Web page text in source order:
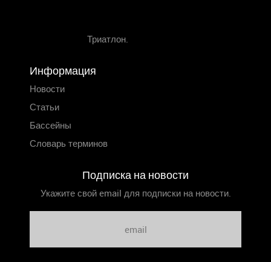
Триатлон.
Информация
Новости
Статьи
Бассейны
Словарь терминов
Подписка на новости
Укажите свой email для подписки на новости.